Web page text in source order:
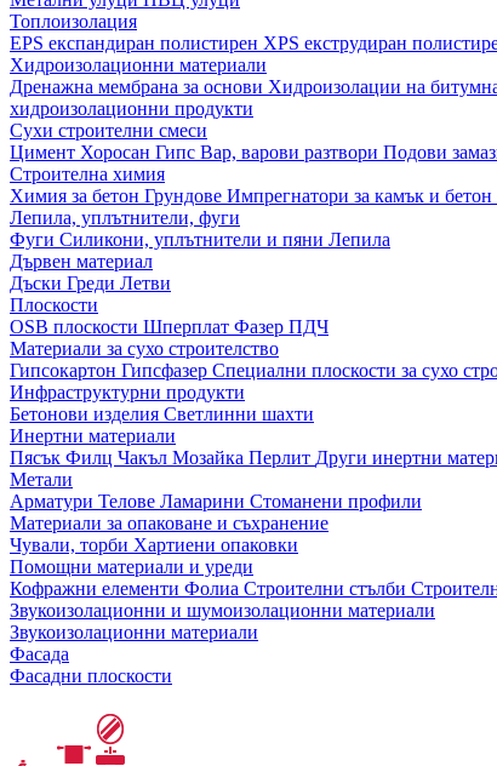
Топлоизолация
EPS експандиран полистирен XPS екструдиран
Хидроизолационни материали
Дренажна мембрана за основи Хидроизолации на
хидроизолационни продукти
Сухи строителни смеси
Цимент Хоросан Гипс Вар, варови разтвори Подови
Строителна химия
Химия за бетон Грундове Импрегнатори за камък и бетон
Лепила, уплътнители, фуги
Фуги Силикони, уплътнители и пяни Лепила
Дървен материал
Дъски Греди Летви
Плоскости
OSB плоскости Шперплат Фазер ПДЧ
Материали за сухо строителство
Гипсокартон Гипсфазер Специални плоскости за сухо
Инфраструктурни продукти
Бетонови изделия Светлинни шахти
Инертни материали
Пясък Филц Чакъл Мозайкa Перлит Други инертни
Метали
Арматури Телове Ламарини Стоманени профили
Материали за опаковане и съхранение
Чували, торби Хартиени опаковки
Помощни материали и уреди
Кофражни елементи Фолиа Строителни стълби
Звукоизолационни и шумоизолационни материали
Звукоизолационни материали
Фасада
Фасадни плоскости